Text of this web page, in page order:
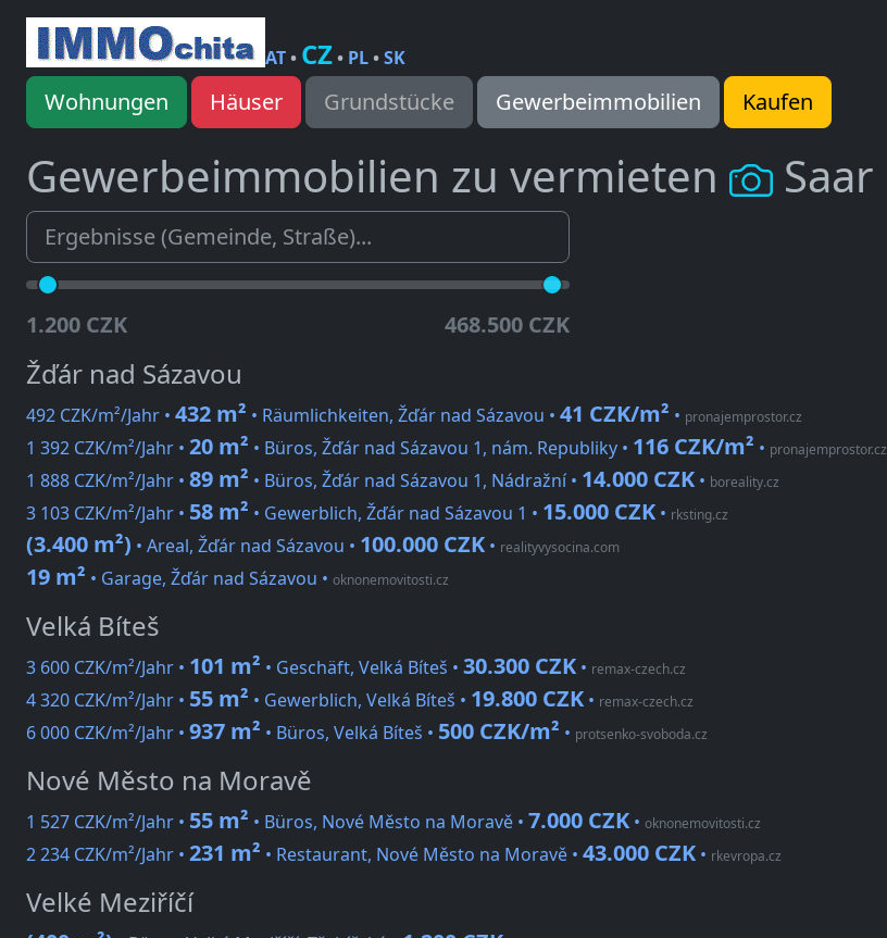
AT• CZ• PL•SK
Wohnungen Häuser Grundstücke Gewerbeimmobilien Kaufen
Gewerbeimmobilien zu vermieten Saar
1.200 CZK 468.500 CZK
Žďár nad Sázavou
492 CZK/m²/Jahr • 432 m² • Räumlichkeiten, Žďár nad Sázavou • 41 CZK/m² • pronajemprostor.cz
1 392 CZK/m²/Jahr • 20 m² • Büros, Žďár nad Sázavou 1, nám. Republiky • 116 CZK/m² • pronajemprostor.cz
1 888 CZK/m²/Jahr • 89 m² • Büros, Žďár nad Sázavou 1, Nádražní • 14.000 CZK • boreality.cz
3 103 CZK/m²/Jahr • 58 m² • Gewerblich, Žďár nad Sázavou 1 • 15.000 CZK • rksting.cz
(3.400 m²) • Areal, Žďár nad Sázavou • 100.000 CZK • realityvysocina.com
19 m² • Garage, Žďár nad Sázavou • oknonemovitosti.cz
Velká Bíteš
3 600 CZK/m²/Jahr • 101 m² • Geschäft, Velká Bíteš • 30.300 CZK • remax-czech.cz
4 320 CZK/m²/Jahr • 55 m² • Gewerblich, Velká Bíteš • 19.800 CZK • remax-czech.cz
6 000 CZK/m²/Jahr • 937 m² • Büros, Velká Bíteš • 500 CZK/m² • protsenko-svoboda.cz
Nové Město na Moravě
1 527 CZK/m²/Jahr • 55 m² • Büros, Nové Město na Moravě • 7.000 CZK • oknonemovitosti.cz
2 234 CZK/m²/Jahr • 231 m² • Restaurant, Nové Město na Moravě • 43.000 CZK • rkevropa.cz
Velké Meziříčí